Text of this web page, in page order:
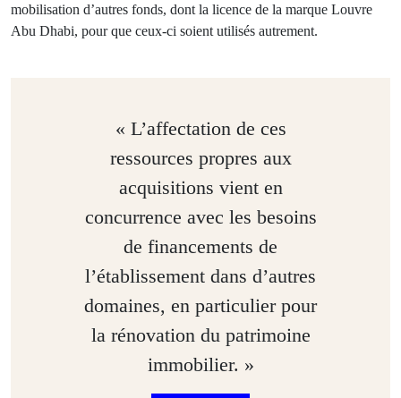
mobilisation d’autres fonds, dont la licence de la marque Louvre
Abu Dhabi, pour que ceux-ci soient utilisés autrement.
« L’affectation de ces
ressources propres aux
acquisitions vient en
concurrence avec les besoins
de financements de
l’établissement dans d’autres
domaines, en particulier pour
la rénovation du patrimoine
immobilier. »